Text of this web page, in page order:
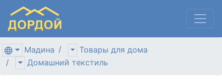
Мадина
Товары для дома
Домашний текстиль